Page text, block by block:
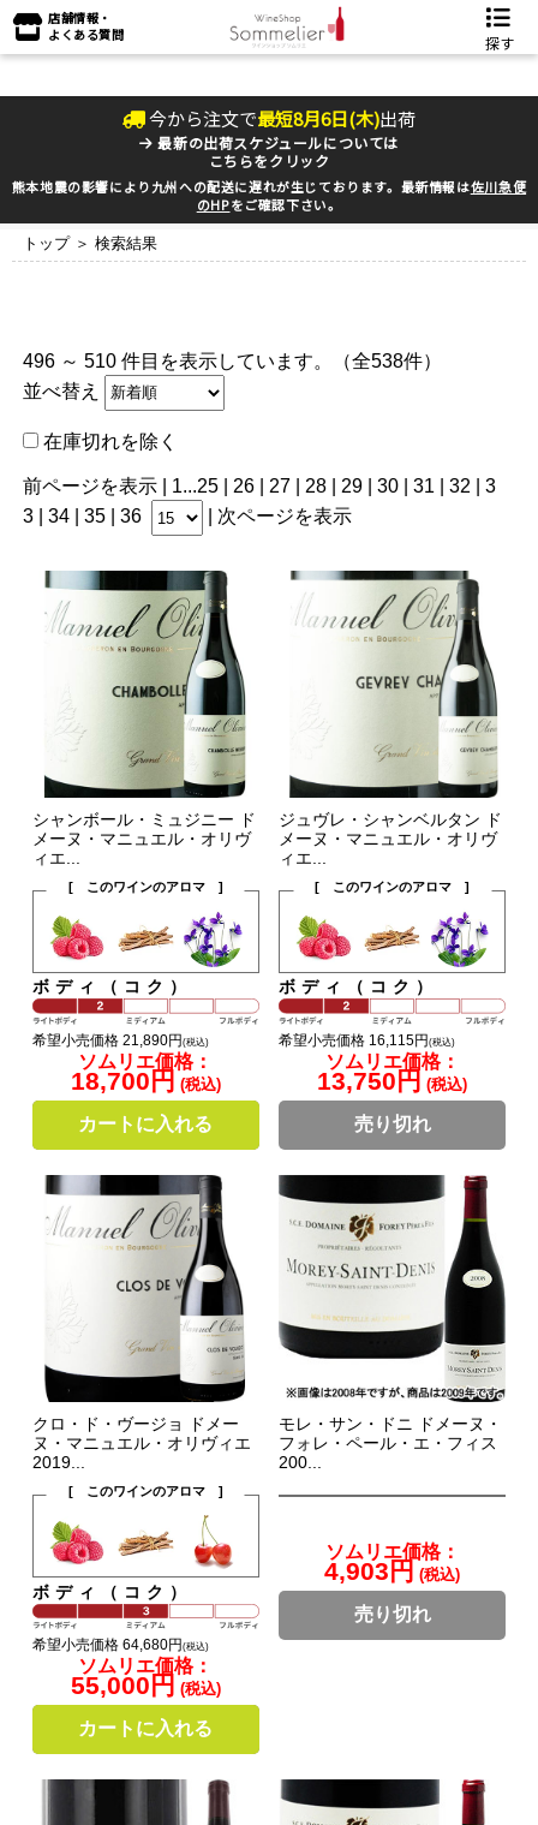
店舗情報・
よくある質問
探す
今から注文で最短8月6日(木)出荷
最新の出荷スケジュールについては
こちらをクリック
熊本地震の影響により九州への配送に遅れが生じております。最新情報は佐川急便
のHPをご確認下さい。
トップ ＞ 検索結果
496 ～ 510 件目を表示しています。（全538件）
並べ替え
在庫切れを除く
前ページを表示| 1...25| 26| 27 28| 29| 30| 31| 32| 3
3| 34 | 35| 36 次ページを表示
シャンボール・ミュジニー ド
メーヌ・マニュエル・オリヴ
ィエ...
[ このワインのアロマ ]
ボディ（コク）
希望小売価格 21,890円(税込)
ソムリエ価格：
18,700円 (税込)
カートに入れる
ジュヴレ・シャンベルタン ド
メーヌ・マニュエル・オリヴ
ィエ...
[ このワインのアロマ ]
ボディ（コク）
希望小売価格 16,115円(税込)
ソムリエ価格：
13,750円 (税込)
売り切れ
クロ・ド・ヴージョ ドメー
ヌ・マニュエル・オリヴィエ
2019...
[ このワインのアロマ ]
ボディ（コク）
希望小売価格 64,680円 (税込)
ソムリエ価格：
55,000円 (税込)
カートに入れる
モレ・サン・ドニ ドメーヌ・
フォレ・ペール・エ・フィス
200...
ソムリエ価格：
4,903円 (税込)
売り切れ